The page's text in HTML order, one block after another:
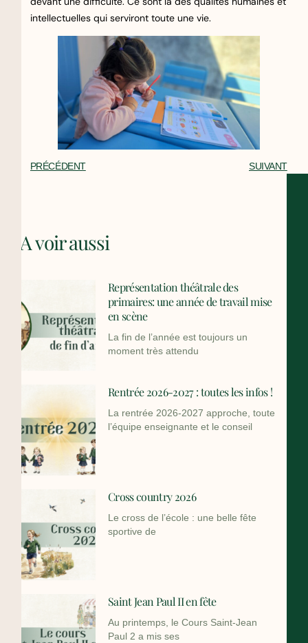
intellectuelles qui serviront toute une vie.
PRÉCÉDENT SUIVANT
A voir aussi
Représentation théâtrale des
primaires: une année de travail mise
en scène
La fin de l’année est toujours un
moment très attendu
Rentrée 2026-2027 : toutes les infos !
La rentrée 2026-2027 approche, toute
l’équipe enseignante et le conseil
Cross country 2026
Le cross de l’école : une belle fête
sportive de
Saint Jean Paul II en fête
Au printemps, le Cours Saint-Jean
Paul 2 a mis ses